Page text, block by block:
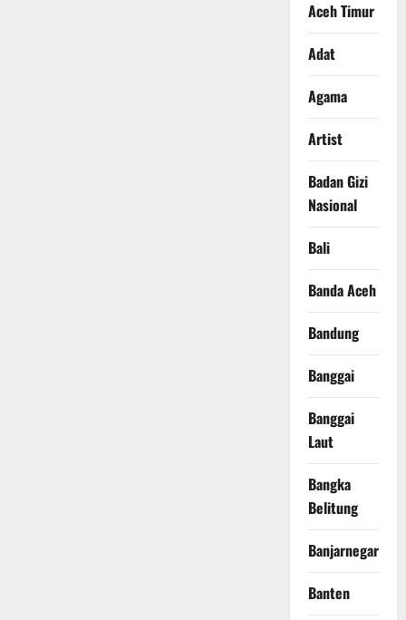
Aceh Timur
Adat
Agama
Artist
Badan Gizi
Nasional
Bali
Banda Aceh
Bandung
Banggai
Banggai
Laut
Bangka
Belitung
Banjarnegara
Banten